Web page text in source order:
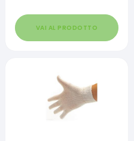
VAI AL PRODOTTO